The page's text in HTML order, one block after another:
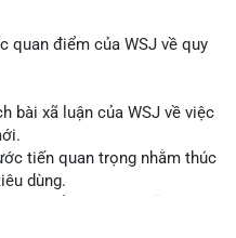
#regulation
quan điểm của WSJ về quy
bài xã luận của WSJ về việc
tiến quan trọng nhằm thúc
dùng.